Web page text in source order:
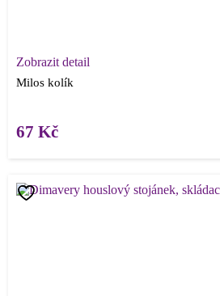
Zobrazit detail
Milos kolík
67Kč